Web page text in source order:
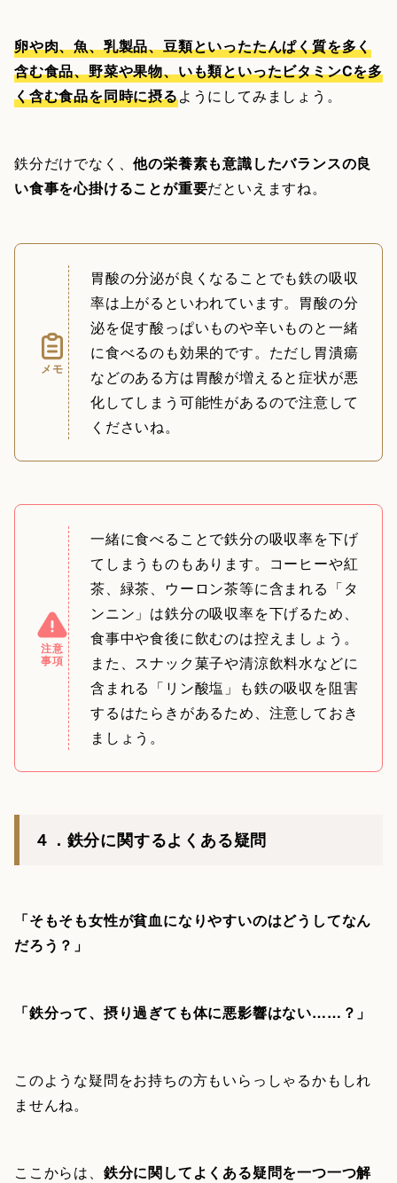
卵や肉、魚、乳製品、豆類といったたんぱく質を多く
含む食品、野菜や果物、いも類といったビタミンCを多
く含む食品を同時に摂るようにしてみましょう。
鉄分だけでなく、他の栄養素も意識したバランスの良
い食事を心掛けることが重要だといえますね。
メモ
胃酸の分泌が良くなることでも鉄の吸収
率は上がるといわれています。胃酸の分
泌を促す酸っぱいものや辛いものと一緒
に食べるのも効果的です。ただし胃潰瘍
などのある方は胃酸が増えると症状が悪
化してしまう可能性があるので注意して
くださいね。
注意
事項
一緒に食べることで鉄分の吸収率を下げ
てしまうものもあります。コーヒーや紅
茶、緑茶、ウーロン茶等に含まれる「タ
ンニン」は鉄分の吸収率を下げるため、
食事中や食後に飲むのは控えましょう。
また、スナック菓子や清涼飲料水などに
含まれる「リン酸塩」も鉄の吸収を阻害
するはたらきがあるため、注意しておき
ましょう。
４．鉄分に関するよくある疑問
「そもそも女性が貧血になりやすいのはどうしてなん
だろう？」
「鉄分って、摂り過ぎても体に悪影響はない……？」
このような疑問をお持ちの方もいらっしゃるかもしれ
ませんね。
ここからは、 鉄分に関してよくある疑問を一つ一つ解